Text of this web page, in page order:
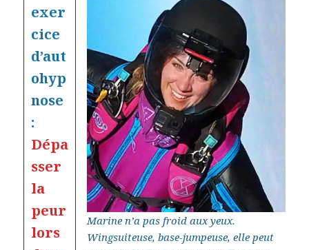
Marine n’a pas froid aux yeux.
Wingsuiteuse, base-jumpeuse, elle peut
exer
cice
d’aut
ohyp
nose
:
Dépa
sser
la
peur
lors